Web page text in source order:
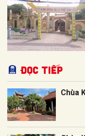
Đọc tiếp
Chùa